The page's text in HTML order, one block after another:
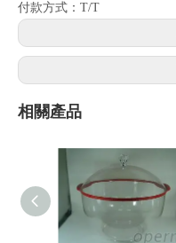
付款方式：T/T
相關產品